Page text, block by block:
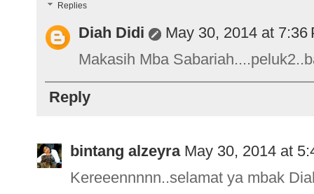
Replies
Diah Didi
May 30, 2014 at 7:36
Makasih Mba
Reply
bintang alzeyra May 30, 2014 at
Kereeennnnn..selamat ya mbak